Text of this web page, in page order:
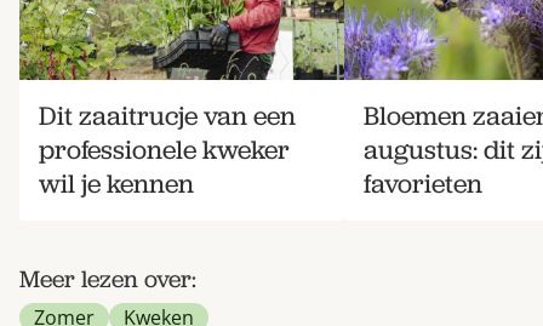
Dit zaaitrucje van een
professionele kweker
wil je kennen
Bloemen
augustus: dit
favorieten
Meer lezen over:
Zomer Kweken